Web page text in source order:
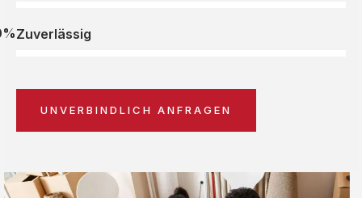
Zuverlässig
UNVERBINDLICH ANFRAGEN